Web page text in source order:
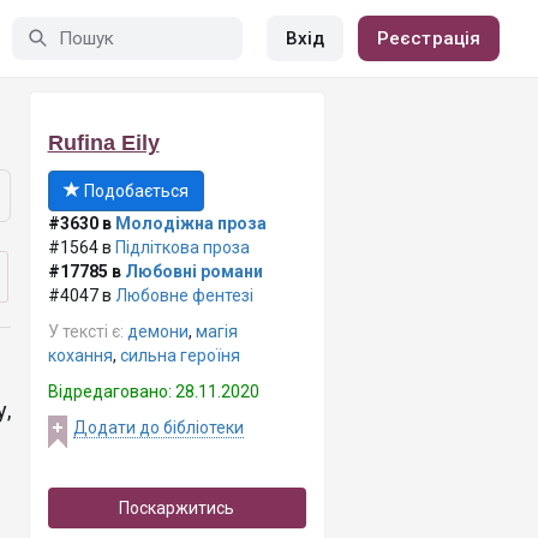
Вхід Реєстрація
Rufina Eily
Подобається
#3630 в Молодіжна проза
#1564 в Підліткова проза
#17785 в Любовні романи
#4047 в Любовне фентезі
У тексті є: демони, магія
кохання, сильна героїня
Відредаговано: 28.11.2020
Додати до бібліотеки
Поскаржитись